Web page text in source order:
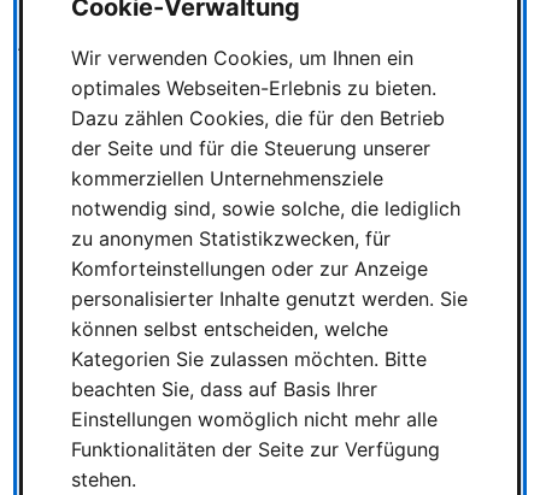
Auch für die etwas älteren Kinder gab es viele Highlights.
Hier die Top 10:
Karlo Karottenschreck von Goliath
Ice Cool von Amigo
Cobra Paw von Game Factory
Exploding Minions von Exploding
Kittens/Asmodee
Rabenschubsen von Moses Verlag
Snatch It von HeidelBÄR Games
Infinity Gauntlet von Z-Man Games/Asmodee
UNO Quadro von Mattel
Roboter Randale von Moses Verlag
Gruselrunde zur Geisterstunde von
Ravensburger
Cookie-Verwaltung
Wir verwenden Cookies, um Ihnen ein
optimales Webseiten-Erlebnis zu bieten.
Dazu zählen Cookies, die für den Betrieb
der Seite und für die Steuerung unserer
kommerziellen Unternehmensziele
notwendig sind, sowie solche, die lediglich
zu anonymen Statistikzwecken, für
Komforteinstellungen oder zur Anzeige
personalisierter Inhalte genutzt werden. Sie
können selbst entscheiden, welche
Kategorien Sie zulassen möchten. Bitte
beachten Sie, dass auf Basis Ihrer
Einstellungen womöglich nicht mehr alle
Funktionalitäten der Seite zur Verfügung
stehen.